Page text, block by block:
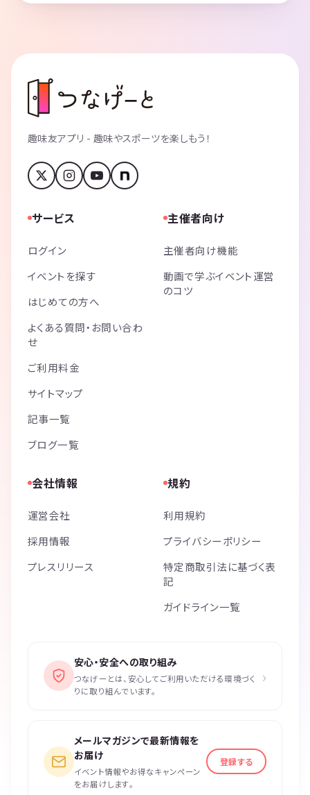
趣味友アプリ - 趣味やスポーツを楽しもう！
サービス
ログイン
イベントを探す
はじめての方へ
よくある質問・お問い合わ
せ
ご利用料金
サイトマップ
記事一覧
ブログ一覧
主催者向け
主催者向け機能
動画で学ぶイベント運営
のコツ
会社情報
運営会社
採用情報
プレスリリース
規約
利用規約
プライバシーポリシー
特定商取引法に基づく表
記
ガイドライン一覧
安心・安全への取り組み
つなげーとは、安心してご利用いただける環境づく
りに取り組んでいます。
›
メールマガジンで最新情報を
お届け
イベント情報やお得なキャンペーン
をお届けします。
登録する